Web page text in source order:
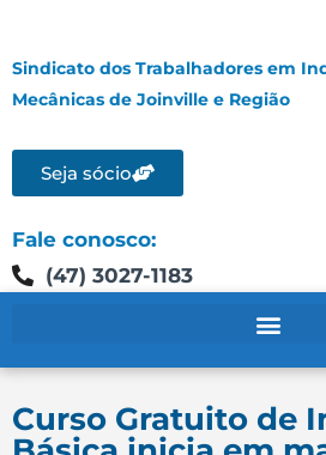
Sindicato dos Trabalhadores em
Mecânicas de Joinville e Região
Seja sócio
Fale conosco:
(47) 3027-1183
Curso Gratuito de